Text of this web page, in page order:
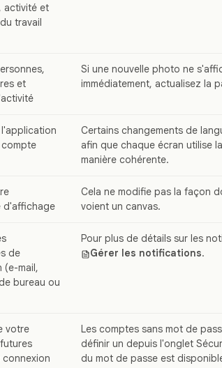
activité et
travail
et
Si une nouvelle photo ne
immédiatement, actualisez la
Certains changements de
afin que chaque écran utilise
manière cohérente.
d'affichage
Cela ne modifie pas la façon
voient un canvas.
de
(e-mail,
bureau ou
Pour plus de détails sur les
Gérer les notifications.
votre
Les comptes sans mot de
définir un depuis l'onglet
du mot de passe est